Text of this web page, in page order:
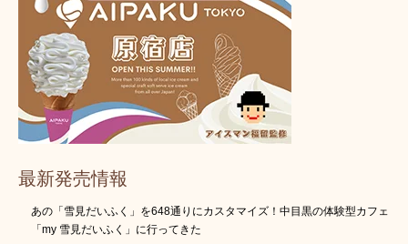
最新発売情報
あの「雪見だいふく」を648通りにカスタマイズ！中目黒の体験型カフェ
「my 雪見だいふく」に行ってきた